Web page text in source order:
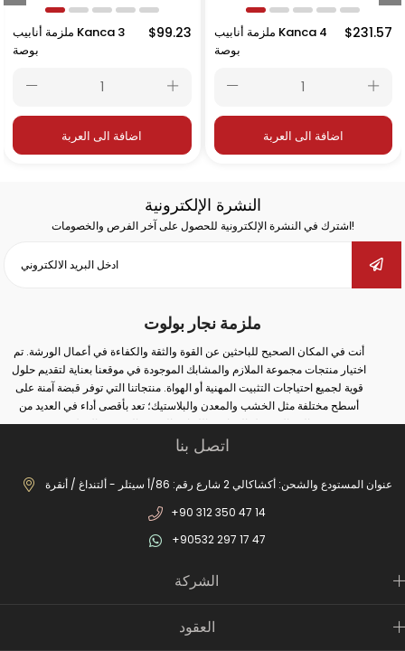
$87.19
اضافة الى
ملزمة أنابيب Kanca 3
$99.23
اضافة الى العربة
ملزمة أنابيب Kanca 4
النشرة الإلكترونية
اشترك في النشرة الإلكترونية للحصول على آخر الفرص والخصومات!
ملزمة نجار بولوت
أنت في المكان الصحيح للباحثين عن القوة والثقة والكفاءة في أعمال الورشة. تم
اختيار منتجات مجموعة الملازم والمشابك الموجودة في موقعنا بعناية لتقديم حلول
قوية لجميع احتياجات التثبيت المهنية أو الهواة. منتجاتنا التي توفر قبضة آمنة على
أسطح مختلفة مثل الخشب والمعدن والبلاستيك؛ تعد بأقصى أداء في العديد من
المجالات مثل النجارة واللحام والثقب والتجميع والإصلاح.
سواء كنت تقوم بأعمال صناعية واسعة النطاق أو إصلاحات بسيطة في المنزل؛ يمكنك
منتجاتنا الواسعة من الملازم المطروقة إلى ملازم المثقاب، ومن ملازم السكك
الحديدية إلى ملازم صانع الغلايات، يمكنك العثور على بدائل مناسبة لكل مجال
استخدام. بفضل أنظمة الفتح والإغلاق السريعة، والحلول من نوع الخطاف، والهياكل
المصبوبة طويلة الأمد، وهياكل الفكوك غير القابلة للانزلاق، ستصبح أعمالك الآن أكثر
الأجزاء الثابتة بأمان في عمليات الإنتاج. العديد من المنتجات التفصيلية من السحابات
الملازم العملية من نوع المشبك وملازم الرخام تقدم حلولاً خاصة لاحتياجات القطاعات
اتصل بنا
عنوان المستودع والشحن: أكشاكالي 2 شارع رقم: 86/أ سيتلر - ألتنداغ / أنقرة
+90 312 350 47 14
+90532 297 17 47
الشركة
العقود